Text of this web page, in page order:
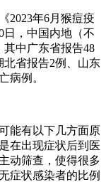
2023年6月猴痘疫
日，中国内地（不
中广东省报告48
北省报告2例、山东
病例。
能有以下几方面原
在出现症状后到医
动筛查，使得很多
症状感染者的比例